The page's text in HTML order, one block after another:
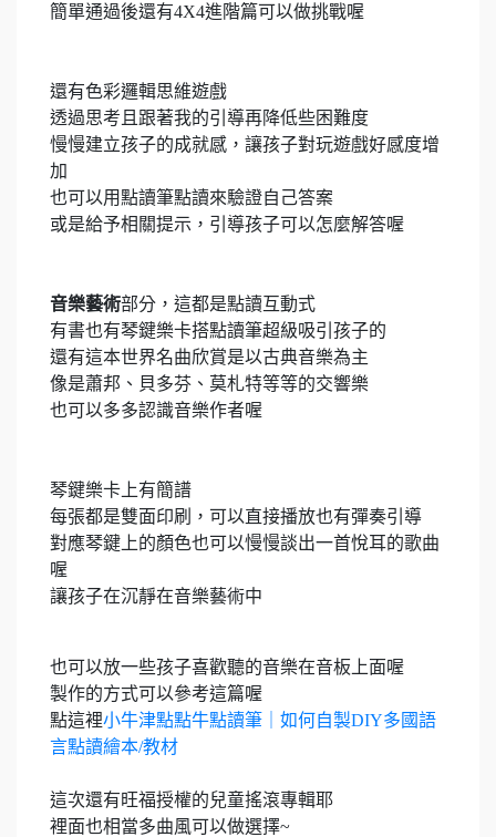
簡單通過後還有4X4進階篇可以做挑戰喔
還有色彩邏輯思維遊戲
透過思考且跟著我的引導再降低些困難度
慢慢建立孩子的成就感，讓孩子對玩遊戲好感度增
加
也可以用點讀筆點讀來驗證自己答案
或是給予相關提示，引導孩子可以怎麼解答喔
音樂藝術部分，這都是點讀互動式
有書也有琴鍵樂卡搭點讀筆超級吸引孩子的
還有這本世界名曲欣賞是以古典音樂為主
像是蕭邦、貝多芬、莫札特等等的交響樂
也可以多多認識音樂作者喔
琴鍵樂卡上有簡譜
每張都是雙面印刷，可以直接播放也有彈奏引導
對應琴鍵上的顏色也可以慢慢談出一首悅耳的歌曲
喔
讓孩子在沉靜在音樂藝術中
也可以放一些孩子喜歡聽的音樂在音板上面喔
製作的方式可以參考這篇喔
點這裡小牛津點點牛點讀筆｜如何自製DIY多國語
言點讀繪本/教材
這次還有旺福授權的兒童搖滾專輯耶
裡面也相當多曲風可以做選擇~